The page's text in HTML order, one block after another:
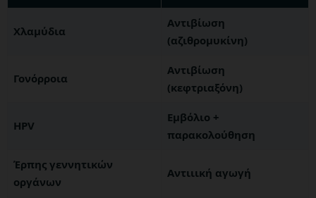
Χλαμύδια
Αντιβίωση
(αζιθρομυκίνη)
Γονόρροια
Αντιβίωση
(κεφτριαξόνη)
HPV
Εμβόλιο +
παρακολούθηση
Έρπης γεννητικών
οργάνων
Αντιιική αγωγή